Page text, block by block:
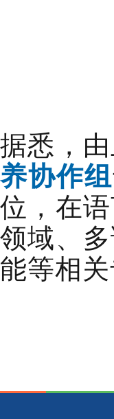
据悉，
养协作组
位，在
领域、
能等相